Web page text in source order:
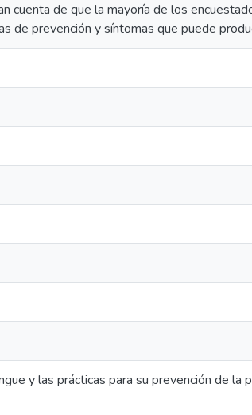
cuenta de que la mayoría de los
de prevención y síntomas que puede
y las prácticas para su prevención de la